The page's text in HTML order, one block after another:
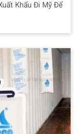
Khẩu Đi Mỹ Để